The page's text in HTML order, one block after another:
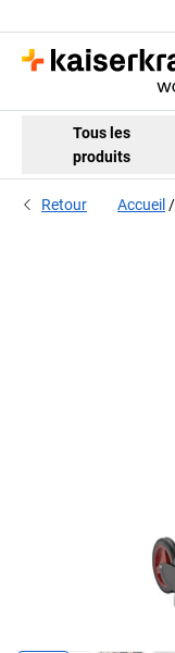
Tous les
produits
Retour Accueil